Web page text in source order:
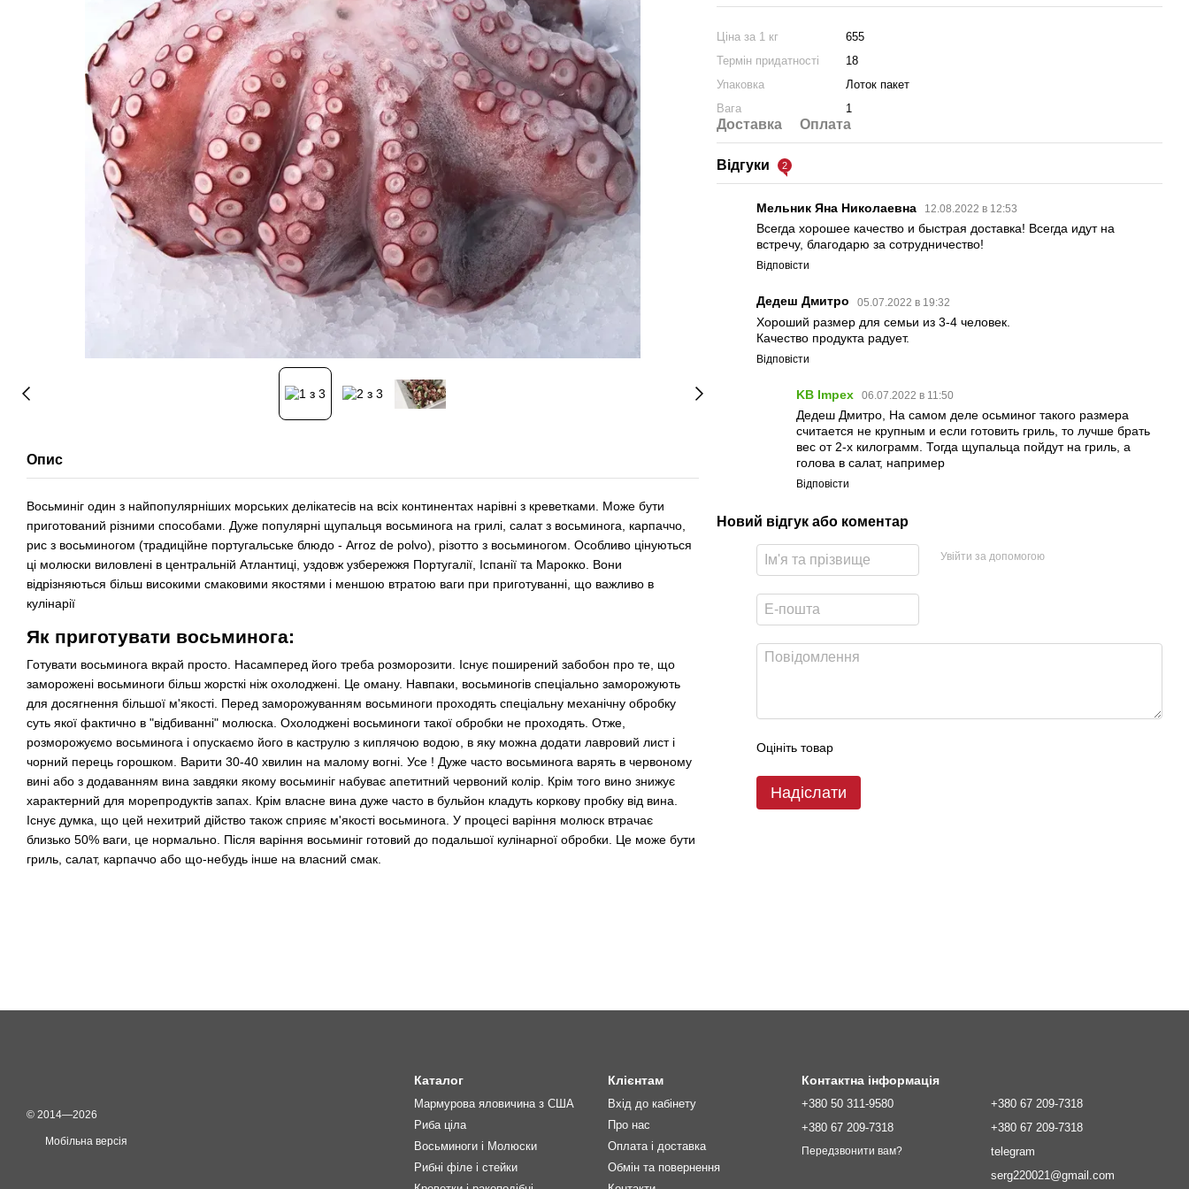
Опис
Восьминіг один з найпопулярніших морських делікатесів на всіх континентах нарівні з креветками. Може бути
приготований різними способами. Дуже популярні щупальця восьминога на грилі, салат з восьминога, карпаччо,
рис з восьминогом (традиційне португальське блюдо - Arroz de polvo), різотто з восьминогом. Особливо цінуються
ці молюски виловлені в центральній Атлантиці, уздовж узбережжя Португалії, Іспанії та Марокко. Вони
відрізняються більш високими смаковими якостями і меншою втратою ваги при приготуванні, що важливо в
кулінарії
Як приготувати восьминога:
Готувати восьминога вкрай просто. Насамперед його треба розморозити. Існує поширений забобон про те, що
заморожені восьминоги більш жорсткі ніж охолоджені. Це оману. Навпаки, восьминогів спеціально заморожують
для досягнення більшої м'якості. Перед заморожуванням восьминоги проходять спеціальну механічну обробку
суть якої фактично в "відбиванні" молюска. Охолоджені восьминоги такої обробки не проходять. Отже,
розморожуємо восьминога і опускаємо його в каструлю з киплячою водою, в яку можна додати лавровий лист і
чорний перець горошком. Варити 30-40 хвилин на малому вогні. Усе ! Дуже часто восьминога варять в червоному
вині або з додаванням вина завдяки якому восьминіг набуває апетитний червоний колір. Крім того вино знижує
характерний для морепродуктів запах. Крім власне вина дуже часто в бульйон кладуть коркову пробку від вина.
Існує думка, що цей нехитрий дійство також сприяє м'якості восьминога. У процесі варіння молюск втрачає
близько 50% ваги, це нормально. Після варіння восьминіг готовий до подальшої кулінарної обробки. Це може бути
гриль, салат, карпаччо або що-небудь інше на власний смак.
Ціна за 1 кг
655
Термін придатності
18
Упаковка
Лоток пакет
Вага
1
Доставка Оплата
Відгуки 2
Мельник Яна Николаевна 12.08.2022 в 12:53
Всегда хорошее качество и быстрая доставка! Всегда идут на
встречу, благодарю за сотрудничество!
Відповісти
Дедеш Дмитро 05.07.2022 в 19:32
Хороший размер для семьи из 3-4 человек.
Качество продукта радует.
Відповісти
KB Impex 06.07.2022 в 11:50
Дедеш Дмитро, На самом деле осьминог такого размера
считается не крупным и если готовить гриль, то лучше брать
вес от 2-х килограмм. Тогда щупальца пойдут на гриль, а
голова в салат, например
Відповісти
Новий відгук або коментар
Увійти за допомогою
Оцініть товар
Надіслати
© 2014—2026
Мобільна версія
Каталог
Мармурова яловичина з США
Риба ціла
Восьминоги і Молюски
Рибні філе і стейки
Клієнтам
Вхід до кабінету
Про нас
Оплата і доставка
Обмін та повернення
Контактна інформація
+380 50 311-9580
+380 67 209-7318
Передзвонити вам?
+380 67 209-7318
+380 67 209-7318
telegram
serg220021@gmail.com